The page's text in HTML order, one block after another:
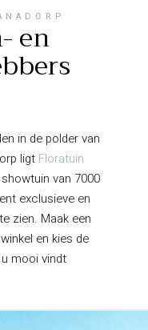
en
in de polder van
ligt Floratuin
van 7000
exclusieve en
zien. Maak een
en kies de
mooi vindt